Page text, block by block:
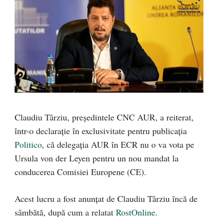
Claudiu Târziu, președintele CNC AUR, a reiterat,
într-o declarație în exclusivitate pentru publicația
Politico, că delegația AUR în ECR nu o va vota pe
Ursula von der Leyen pentru un nou mandat la
conducerea Comisiei Europene (CE).
Acest lucru a fost anunțat de Claudiu Târziu încă de
sâmbătă, după cum a relatat RostOnline.